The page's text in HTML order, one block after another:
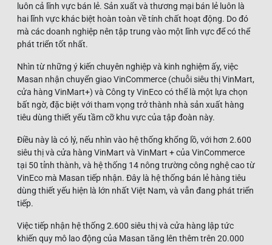
luôn cả lĩnh vực bán lẻ. Sản xuất và thương mại bán lẻ luôn là
hai lĩnh vực khác biệt hoàn toàn về tính chất hoạt động. Do đó
mà các doanh nghiệp nên tập trung vào một lĩnh vực để có thể
phát triển tốt nhất.
Nhìn từ những ý kiến chuyên nghiệp và kinh nghiệm ấy, việc
Masan nhận chuyển giao VinCommerce (chuỗi siêu thị VinMart,
cửa hàng VinMart+) và Công ty VinEco có thể là một lựa chọn
bất ngờ, đặc biệt với tham vọng trở thành nhà sản xuất hàng
tiêu dùng thiết yếu tầm cỡ khu vực của tập đoàn này.
Điều này là có lý, nếu nhìn vào hệ thống khổng lồ, với hơn 2.600
siêu thị và cửa hàng VinMart và VinMart + của VinCommerce
tại 50 tỉnh thành, và hệ thống 14 nông trường công nghệ cao từ
VinEco mà Masan tiếp nhận. Đây là hệ thống bán lẻ hàng tiêu
dùng thiết yếu hiện là lớn nhất Việt Nam, và vẫn đang phát triển
tiếp.
Việc tiếp nhận hệ thống 2.600 siêu thị và cửa hàng lập tức
khiến quy mô lao động của Masan tăng lên thêm trên 20.000